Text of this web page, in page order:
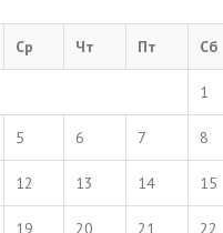
Ср Чт Пт Сб
1
5 6 7 8
12 13 14 15
19 20 21 22